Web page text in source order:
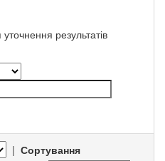
результатів
| Сортування